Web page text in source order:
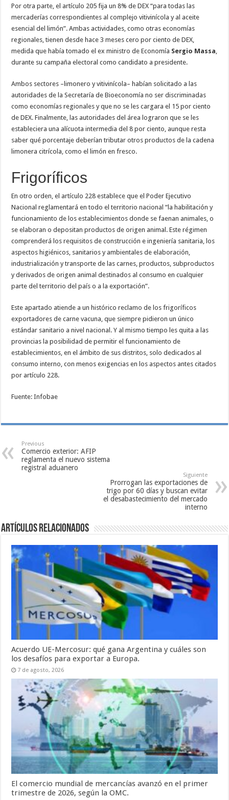
Por otra parte, el artículo 205 fija un 8% de DEX “para todas las
mercaderías correspondientes al complejo vitivinícola y al aceite
esencial del limón”. Ambas actividades, como otras economías
regionales, tienen desde hace 3 meses cero por ciento de DEX,
medida que había tomado el ex ministro de Economía Sergio Massa
durante su campaña electoral como candidato a presidente.
Ambos sectores –limonero y vitivinícola– habían solicitado a las
autoridades de la Secretaría de Bioeconomía no ser discriminadas
como economías regionales y que no se les cargara el 15 por ciento
de DEX. Finalmente, las autoridades del área lograron que se les
estableciera una alícuota intermedia del 8 por ciento, aunque resta
saber qué porcentaje deberían tributar otros productos de la cadena
limonera citrícola, como el limón en fresco.
Frigoríficos
En otro orden, el artículo 228 establece que el Poder Ejecutivo
Nacional reglamentará en todo el territorio nacional “la habilitación y
funcionamiento de los establecimientos donde se faenan animales, o
se elaboran o depositan productos de origen animal. Este régimen
comprenderá los requisitos de construcción e ingeniería sanitaria, los
aspectos higiénicos, sanitarios y ambientales de elaboración,
industrialización y transporte de las carnes, productos, subproductos
y derivados de origen animal destinados al consumo en cualquier
parte del territorio del país o a la exportación”.
Este apartado atiende a un histórico reclamo de los frigoríficos
exportadores de carne vacuna, que siempre pidieron un único
estándar sanitario a nivel nacional. Y al mismo tiempo les quita a las
provincias la posibilidad de permitir el funcionamiento de
establecimientos, en el ámbito de sus distritos, solo dedicados al
consumo interno, con menos exigencias en los aspectos antes citados
por artículo 228.
Fuente: Infobae
Previous
Comercio exterior: AFIP
reglamenta el nuevo sistema
registral aduanero
Siguiente
Prorrogan las exportaciones de
trigo por 60 días y buscan evitar
el desabastecimiento del mercado
interno
Artículos relacionados
Acuerdo UE-Mercosur: qué gana Argentina y cuáles son
los desafíos para exportar a Europa.
7 de agosto, 2026
El comercio mundial de mercancías avanzó en el primer
trimestre de 2026, según la OMC.